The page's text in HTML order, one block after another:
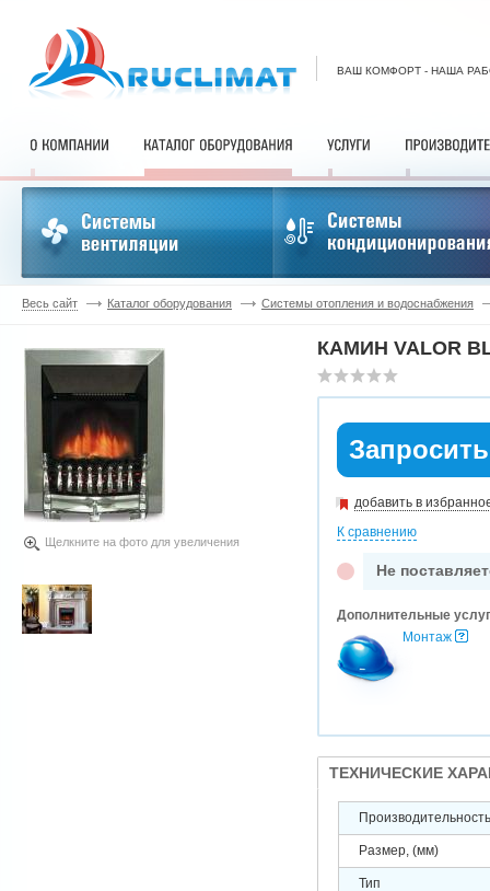
ВАШ КОМФОРТ - НАША
Весь сайт Каталог оборудования Системы отопления и водоснабжения
Щелкните на фото для увеличения
КАМИН VALOR
добавить в
К сравнению
Не
Дополнительные
Монтаж
ТЕХНИЧЕСКИЕ
Размер, (мм)
Тип